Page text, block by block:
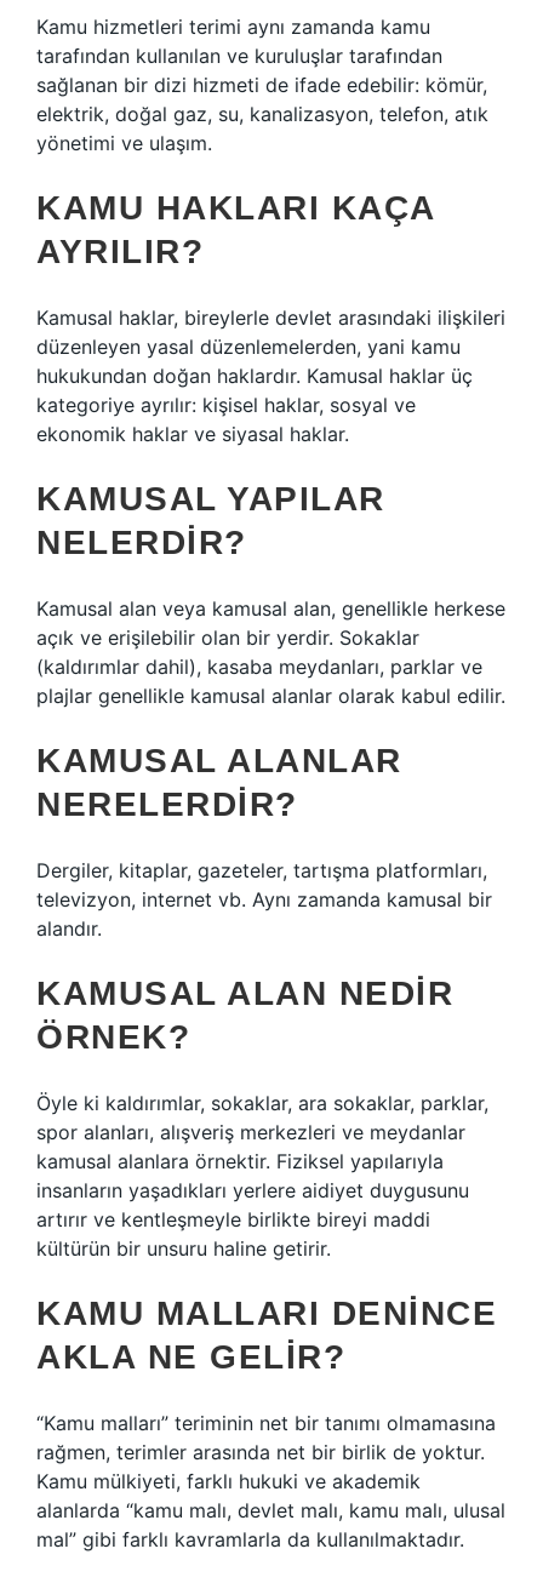
Kamu hizmetleri terimi aynı zamanda kamu
tarafından kullanılan ve kuruluşlar tarafından
sağlanan bir dizi hizmeti de ifade edebilir: kömür,
elektrik, doğal gaz, su, kanalizasyon, telefon, atık
yönetimi ve ulaşım.
KAMU HAKLARI KAÇA
AYRILIR?
Kamusal haklar, bireylerle devlet arasındaki ilişkileri
düzenleyen yasal düzenlemelerden, yani kamu
hukukundan doğan haklardır. Kamusal haklar üç
kategoriye ayrılır: kişisel haklar, sosyal ve
ekonomik haklar ve siyasal haklar.
KAMUSAL YAPILAR
NELERDIR?
Kamusal alan veya kamusal alan, genellikle herkese
açık ve erişilebilir olan bir yerdir. Sokaklar
(kaldırımlar dahil), kasaba meydanları, parklar ve
plajlar genellikle kamusal alanlar olarak kabul edilir.
KAMUSAL ALANLAR
NERELERDIR?
Dergiler, kitaplar, gazeteler, tartışma platformları,
televizyon, internet vb. Aynı zamanda kamusal bir
alandır.
KAMUSAL ALAN NEDIR
ÖRNEK?
Öyle ki kaldırımlar, sokaklar, ara sokaklar, parklar,
spor alanları, alışveriş merkezleri ve meydanlar
kamusal alanlara örnektir. Fiziksel yapılarıyla
insanların yaşadıkları yerlere aidiyet duygusunu
artırır ve kentleşmeyle birlikte bireyi maddi
kültürün bir unsuru haline getirir.
KAMU MALLARI DENINCE
AKLA NE GELIR?
“Kamu malları” teriminin net bir tanımı olmamasına
rağmen, terimler arasında net bir birlik de yoktur.
Kamu mülkiyeti, farklı hukuki ve akademik
alanlarda “kamu malı, devlet malı, kamu malı, ulusal
mal” gibi farklı kavramlarla da kullanılmaktadır.